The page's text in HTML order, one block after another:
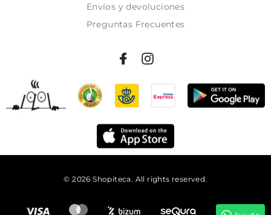
Envíos y devoluciones
Preguntas Frecuentes
© 2026 Shopiteca. All rights reserved.